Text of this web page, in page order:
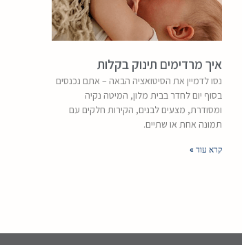
איך מרדימים תינוק בקלות
נסו לדמיין את הסיטואציה הבאה – אתם נכנסים
בסוף יום לחדר בבית מלון, המיטה נקיה
ומסודרת, מצעים לבנים, הקירות חלקים עם
תמונה אחת או שתיים.
קרא עוד »